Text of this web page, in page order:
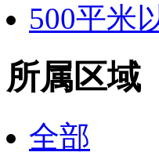
500平米
所属区域
全部